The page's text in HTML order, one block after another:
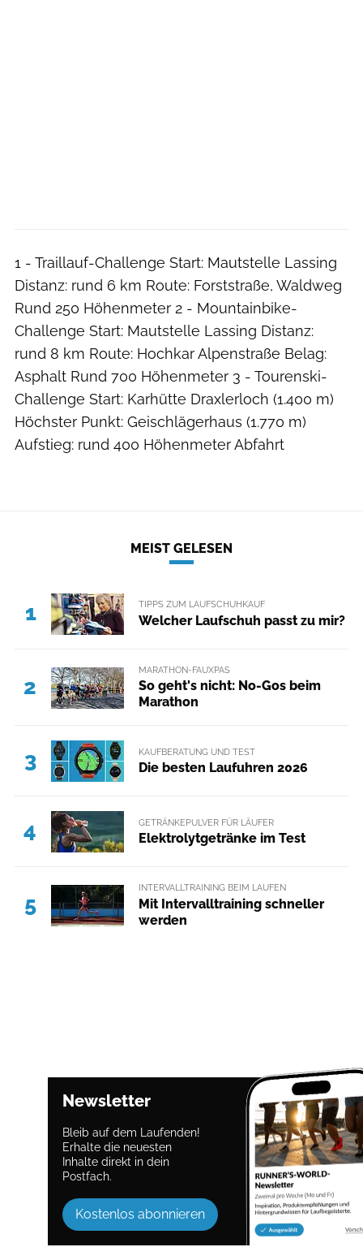
1 - Traillauf-Challenge Start: Mautstelle Lassing
Distanz: rund 6 km Route: Forststraße, Waldweg
Rund 250 Höhenmeter 2 - Mountainbike-
Challenge Start: Mautstelle Lassing Distanz:
rund 8 km Route: Hochkar Alpenstraße Belag:
Asphalt Rund 700 Höhenmeter 3 - Tourenski-
Challenge Start: Karhütte Draxlerloch (1.400 m)
Höchster Punkt: Geischlägerhaus (1.770 m)
Aufstieg: rund 400 Höhenmeter Abfahrt
MEIST GELESEN
1 TIPPS ZUM LAUFSCHUHKAUF
Welcher Laufschuh passt zu mir?
2
MARATHON-FAUXPAS
So geht's nicht: No-Gos beim
Marathon
3 KAUFBERATUNG UND TEST
Die besten Laufuhren 2026
4 GETRÄNKEPULVER FÜR LÄUFER
Elektrolytgetränke im Test
5
INTERVALLTRAINING BEIM LAUFEN
Mit Intervalltraining schneller
werden
Newsletter
Bleib auf dem Laufenden!
Erhalte die neuesten
Inhalte direkt in dein
Postfach.
Kostenlos abonnieren